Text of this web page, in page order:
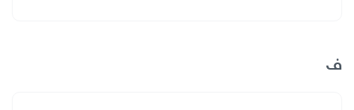
ف